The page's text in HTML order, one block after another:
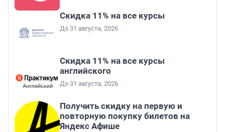
Скидка 11% на все курсы
До 31 августа, 2026
Скидка 11% на все курсы
английского
До 31 августа, 2026
Получить скидку на первую и
повторную покупку билетов на
Яндекс Афише